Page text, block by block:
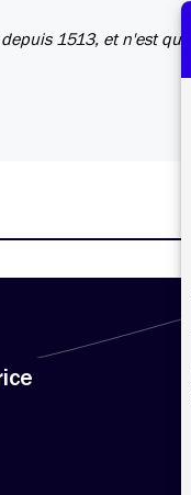
1513, et n'est que